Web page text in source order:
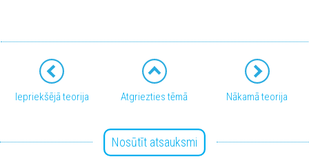
Iepriekšējā teorija Atgriezties tēmā Nākamā teorija
Nosūtīt atsauksmi